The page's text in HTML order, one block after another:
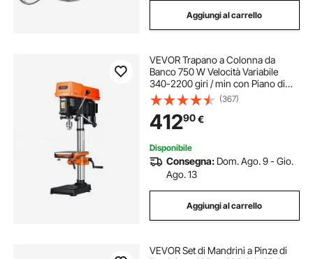
Aggiungi al carrello
VEVOR Trapano a Colonna da
Banco 750 W Velocità Variabile
340-2200 giri / min con Piano di
Lavoro Inclinabile da 0 a 45°,
Posizionamento a Raggi X, Trapano
da Tavolo per Legno e Metallo
(367)
41290€
Disponibile
Consegna: Dom. Ago. 9 - Gio.
Ago. 13
Aggiungi al carrello
VEVOR Set di Mandrini a Pinze di